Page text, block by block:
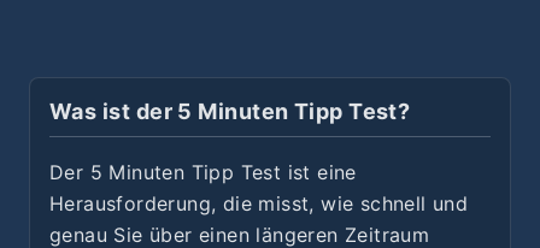
Was ist der 5 Minuten Tipp Test?
Der 5 Minuten Tipp Test ist eine
Herausforderung, die misst, wie schnell und
genau Sie über einen längeren Zeitraum